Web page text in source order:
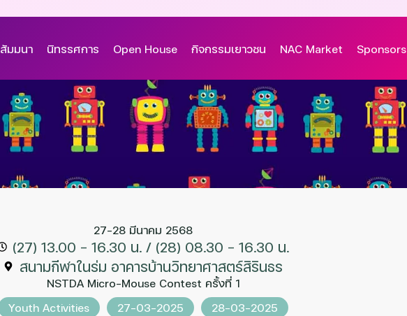
สัมมนา นิทรรศการ Open House กิจกรรมเยาวชน NAC Market Sponsors
27-28 มีนาคม 2568
(27) 13.00 – 16.30 น. / (28) 08.30 - 16.30 น.
สนามกีฬาในร่ม อาคารบ้านวิทยาศาสตร์สิรินธร
NSTDA Micro-Mouse Contest ครั้งที่ 1
Youth Activities
27-03-2025 28-03-2025